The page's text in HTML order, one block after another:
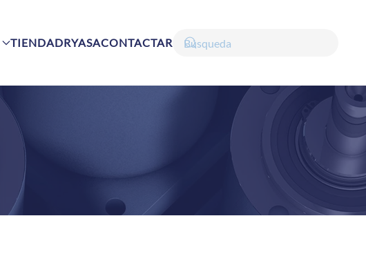
TIENDADRYASACONTACTAR